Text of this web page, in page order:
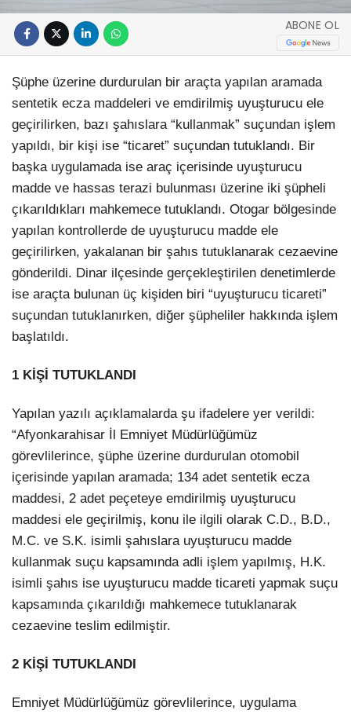
ABONE OL
Şüphe üzerine durdurulan bir araçta yapılan aramada
sentetik ecza maddeleri ve emdirilmiş uyuşturucu ele
geçirilirken, bazı şahıslara “kullanmak” suçundan işlem
yapıldı, bir kişi ise “ticaret” suçundan tutuklandı. Bir
başka uygulamada ise araç içerisinde uyuşturucu
madde ve hassas terazi bulunması üzerine iki şüpheli
çıkarıldıkları mahkemece tutuklandı. Otogar bölgesinde
yapılan kontrollerde de uyuşturucu madde ele
geçirilirken, yakalanan bir şahıs tutuklanarak cezaevine
gönderildi. Dinar ilçesinde gerçekleştirilen denetimlerde
ise araçta bulunan üç kişiden biri “uyuşturucu ticareti”
suçundan tutuklanırken, diğer şüpheliler hakkında işlem
başlatıldı.
1 KİŞİ TUTUKLANDI
Yapılan yazılı açıklamalarda şu ifadelere yer verildi:
“Afyonkarahisar İl Emniyet Müdürlüğümüz
görevlilerince, şüphe üzerine durdurulan otomobil
içerisinde yapılan aramada; 134 adet sentetik ecza
maddesi, 2 adet peçeteye emdirilmiş uyuşturucu
maddesi ele geçirilmiş, konu ile ilgili olarak C.D., B.D.,
M.C. ve S.K. isimli şahıslara uyuşturucu madde
kullanmak suçu kapsamında adli işlem yapılmış, H.K.
isimli şahıs ise uyuşturucu madde ticareti yapmak suçu
kapsamında çıkarıldığı mahkemece tutuklanarak
cezaevine teslim edilmiştir.
2 KİŞİ TUTUKLANDI
Emniyet Müdürlüğümüz görevlilerince, uygulama